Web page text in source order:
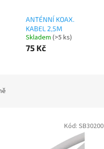
ANTÉNNÍ KOAX.
KABEL 2,5M
Skladem (>5 ks)
75 Kč
Kód: SB30200